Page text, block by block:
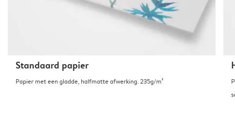
Standaard papier
Papier met een gladde, halfmatte afwerking. 235g/m²